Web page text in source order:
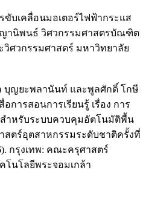
ขับเคลื่อนมอเตอร์ไฟฟ้ากระแส
ญานิพนธ์ วิศวกรรมศาสตรบัณฑิต
ศวกรรมศาสตร์ มหาวิทยาลัย
บุญยะพลานันท์ และพูลศักดิ์ โกษี
การสอนการเรียนรู้ เรื่อง การ
ำหรับระบบควบคุมอัตโนมัติพื้น
สตร์อุตสาหกรรมระดับชาติครั้งที่
กรุงเทพ: คณะครุศาสตร์
โนโลยีพระจอมเกล้า